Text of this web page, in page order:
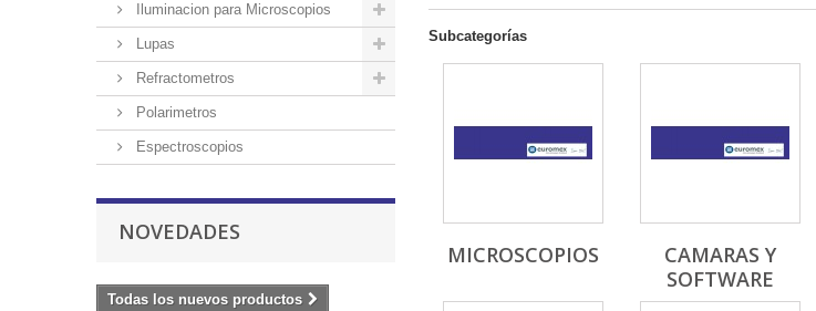
Iluminacion para Microscopios
Lupas
Refractometros
Polarimetros
Espectroscopios
NOVEDADES
Todas los nuevos productos
Subcategorías
MICROSCOPIOS
CAMARAS Y
SOFTWARE